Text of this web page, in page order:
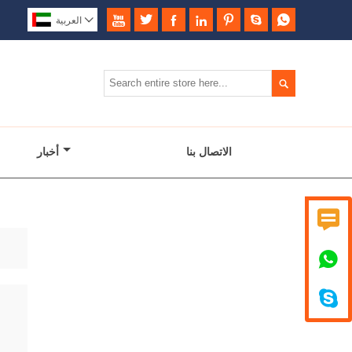



       العربية 

أخبار الاتصال بنا